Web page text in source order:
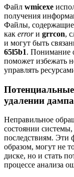
Файл wmicexe
получения
Файлы,
как errorи grrcon,
и могут быть
65l5b1. Понимание
поможет избежать
управлять
удалении
Неправильное
состоянии
последствиям. Эти
образом, могут не
диске, но и стать
процессе анализа